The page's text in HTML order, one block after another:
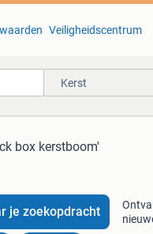
Veiligheidscentrum
Kerst
box kerstboom'
je zoekopdracht